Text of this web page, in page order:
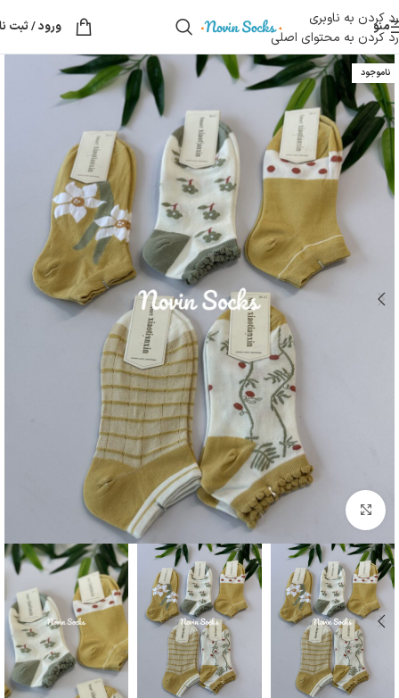
رد کردن به ناوبری
رد کردن به محتوای اصلی
منو ورود / ثبت
ناموجود
بزرگنمایی تصویر